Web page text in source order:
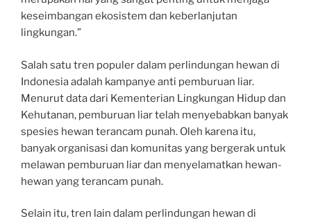
keseimbangan ekosistem dan keberlanjutan
lingkungan.”
Salah satu tren populer dalam perlindungan hewan di
Indonesia adalah kampanye anti pemburuan liar.
Menurut data dari Kementerian Lingkungan Hidup dan
Kehutanan, pemburuan liar telah menyebabkan banyak
spesies hewan terancam punah. Oleh karena itu,
banyak organisasi dan komunitas yang bergerak untuk
melawan pemburuan liar dan menyelamatkan hewan-
hewan yang terancam punah.
Selain itu, tren lain dalam perlindungan hewan di